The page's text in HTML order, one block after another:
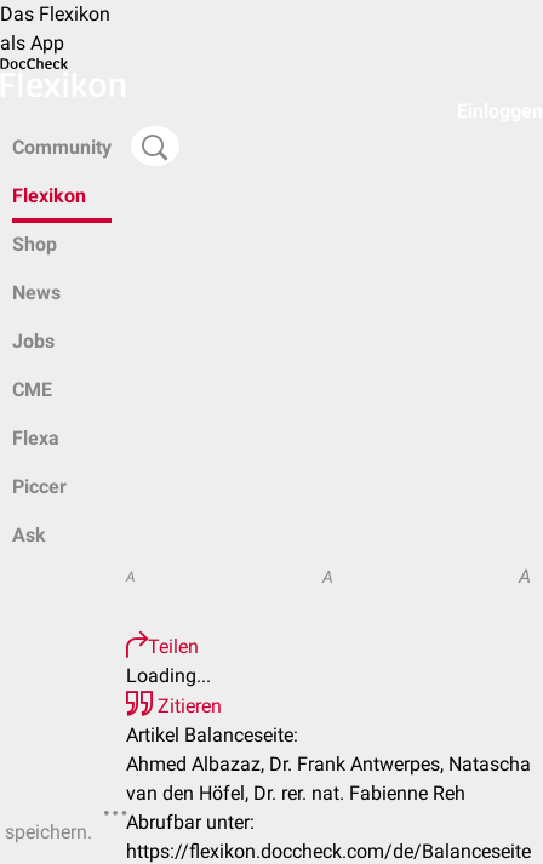
Das Flexikon
als App
Community
Flexikon
Shop
News
Jobs
CME
Flexa
Piccer
Ask
A A A
Teilen
Loading...
Zitieren
Artikel Balanceseite:
Ahmed Albazaz, Dr. Frank Antwerpes, Natascha
van den Höfel, Dr. rer. nat. Fabienne Reh
Abrufbar unter:
https://flexikon.doccheck.com/de/Balanceseite